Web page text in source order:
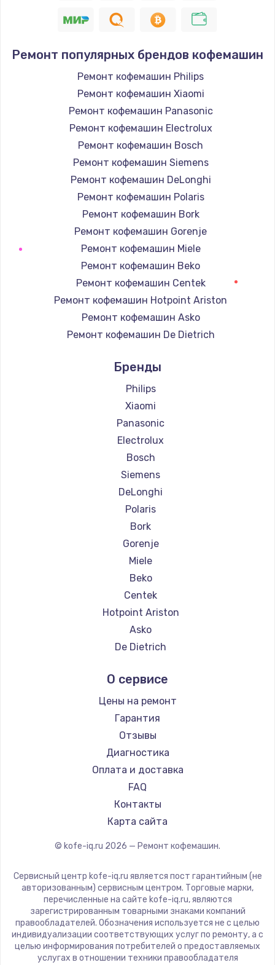
Ремонт популярных брендов кофемашин
Ремонт кофемашин Philips
Ремонт кофемашин Xiaomi
Ремонт кофемашин Panasonic
Ремонт кофемашин Electrolux
Ремонт кофемашин Bosch
Ремонт кофемашин Siemens
Ремонт кофемашин DeLonghi
Ремонт кофемашин Polaris
Ремонт кофемашин Bork
Ремонт кофемашин Gorenje
Ремонт кофемашин Miele
Ремонт кофемашин Beko
Ремонт кофемашин Centek
Ремонт кофемашин Hotpoint Ariston
Ремонт кофемашин Asko
Ремонт кофемашин De Dietrich
Ремонт кофемашин Ascaso
Ремонт кофемашин Jura
Ремонт кофемашин Olympia
Ремонт кофемашин Saeco
Ремонт кофемашин La Cimbali
Ремонт кофемашин WMF
Ремонт кофемашин Yamaguchi
Ремонт кофемашин Nivona
Ремонт кофемашин Astoria
Ремонт кофемашин JVC
Ремонт кофемашин Ariston
Ремонт кофемашин Grundig
Ремонт кофемашин ROCKET MOZZAFIATO
Ремонт кофемашин Vivitek
Ремонт кофемашин Thomson
Ремонт кофемашин Hisense
Ремонт кофемашин DELTA
Ремонт кофемашин Kyvol
Ремонт кофемашин RED solution
Ремонт кофемашин Bravilor Bonamat
Ремонт кофемашин Vard
Ремонт кофемашин Tuvio
Ремонт кофемашин Carrera
Ремонт кофемашин Supra
Бренды
Philips
Xiaomi
Panasonic
Electrolux
Bosch
Siemens
DeLonghi
Polaris
Bork
Gorenje
Miele
Beko
Centek
Hotpoint Ariston
Asko
De Dietrich
Ascaso
Jura
Olympia
Saeco
La Cimbali
WMF
Yamaguchi
Nivona
Astoria
ROCKET MOZZAFIATO
Vivitek
Thomson
Hisense
DELTA
О сервисе
Цены на ремонт
Гарантия
Отзывы
Диагностика
Оплата и доставка
FAQ
Контакты
Карта сайта
© kofe-iq.ru 2026 — Ремонт кофемашин.
Сервисный центр kofe-iq.ru является пост гарантийным (не
авторизованным) сервисным центром. Торговые марки,
перечисленные на сайте kofe-iq.ru, являются
зарегистрированным товарными знаками компаний
правообладателей. Обозначения используется не с целью
индивидуализации соответствующих услуг по ремонту, а с
целью информирования потребителей о предоставляемых
услугах в отношении техники правообладателя